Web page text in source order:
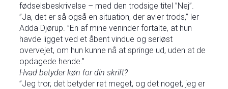
fødselsbeskrivelse – med den trodsige titel ”Nej”.
”Ja, det er så også en situation, der avler trods,” ler
Adda Djørup. ”En af mine veninder fortalte, at hun
havde ligget ved et åbent vindue og seriøst
overvejet, om hun kunne nå at springe ud, uden at de
opdagede hende.”
Hvad betyder køn for din skrift?
”Jeg tror, det betyder ret meget, og det noget, jeg er